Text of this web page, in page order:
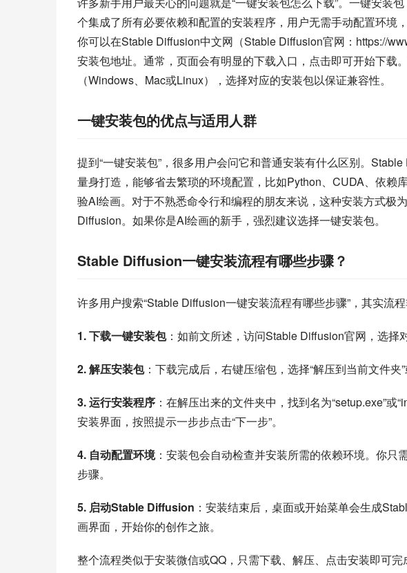
个集成了所有必要依赖和配置的安装程序，用户无需手动配置环境
你可以在Stable Diffusion中文网（Stable Diffusion官网：https://
安装包地址。通常，页面会有明显的下载入口，点击即可开始下载
（Windows、Mac或Linux），选择对应的安装包以保证兼容性。
一键安装包的优点与适用人群
提到“一键安装包”，很多用户会问它和普通安装有什么区别。
量身打造，能够省去繁琐的环境配置，比如Python、CUDA、依赖
验AI绘画。对于不熟悉命令行和编程的朋友来说，这种安装方式极
Diffusion。如果你是AI绘画的新手，强烈建议选择一键安装包。
Stable Diffusion一键安装流程有哪些步骤？
许多用户搜索“Stable Diffusion一键安装流程有哪些步骤”，其实流
1. 下载一键安装包：如前文所述，访问Stable Diffusion官网，选择
2. 解压安装包：下载完成后，右键压缩包，选择“解压到当前文件夹”
3. 运行安装程序 ：在解压出来的文件夹中，找到名为“setup.exe”或
安装界面，按照提示一步步点击“下一步”。
4. 自动配置环境：安装包会自动检查并安装所需的依赖环境。你只
步骤。
5. 启动Stable Diffusion ：安装结束后，桌面或开始菜单会生成
画界面，开始你的创作之旅。
整个流程类似于安装微信或QQ，只需下载、解压、点击安装即可完